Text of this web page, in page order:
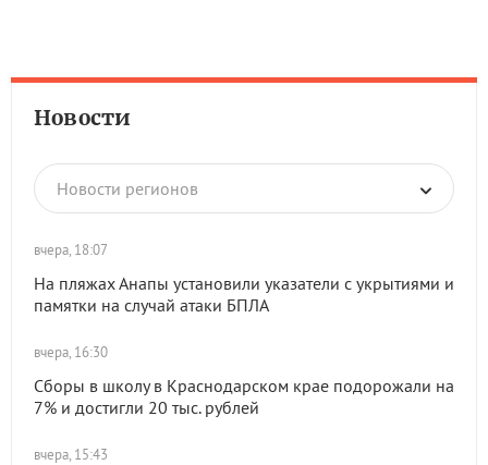
Новости
Новости регионов
вчера, 18:07
На пляжах Анапы установили указатели с укрытиями и
памятки на случай атаки БПЛА
вчера, 16:30
Сборы в школу в Краснодарском крае подорожали на
7% и достигли 20 тыс. рублей
вчера, 15:43